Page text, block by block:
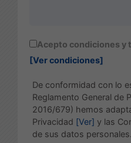
Acepto condiciones y
[Ver condiciones]
De conformidad con lo
Reglamento General de
2016/679) hemos
Privacidad [Ver] y las
de sus datos personales.